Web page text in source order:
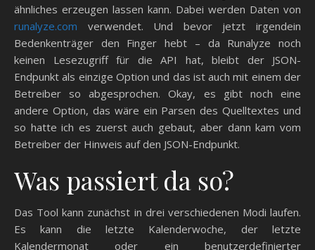
ähnliches erzeugen lassen kann. Dabei werden Daten von
runalyze.com verwendet. Und bevor jetzt irgendein
Bedenkenträger den Finger hebt – da Runalyze noch
keinen Lesezugriff für die API hat, bleibt der JSON-
Endpunkt als einzige Option und das ist auch mit einem der
Betreiber so abgesprochen. Okay, es gibt noch eine
andere Option, das wäre ein Parsen des Quelltextes und
so hatte ich es zuerst auch gebaut, aber dann kam vom
Betreiber der Hinweis auf den JSON-Endpunkt.
Was passiert da so?
Das Tool kann zunächst in drei verschiedenen Modi laufen.
Es kann die letzte Kalenderwoche, der letzte
Kalendermonat oder ein benutzerdefinierter